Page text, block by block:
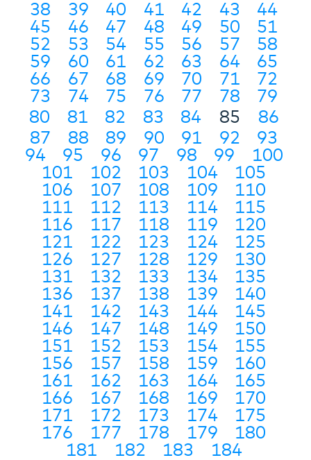
38
39 40 41 42 43
44
45
46 47 48 49 50
51
52
53 54 55 56 57
58
59
60 61 62 63 64
65
66
67 68 69 70 71
72
73
74 75 76 77 78
79
80
81 82 83 84 85
86
87
88 89 90 91 92
93
94
95 96 97 98 99
100
101
102 103 104
105
106
107 108 109
110
111
112 113 114
115
116
117 118 119
120
121
122 123 124
125
126
127 128 129
130
131
132 133 134
135
136
137 138 139
140
141
142 143 144
145
146
147 148 149
150
151
152 153 154
155
156
157 158 159
160
161
162 163 164
165
166
167 168 169
170
171
172 173 174
175
176
177 178 179
180
181
182 183 184